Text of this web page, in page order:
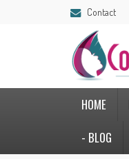
Contact
HOME
- BLOG